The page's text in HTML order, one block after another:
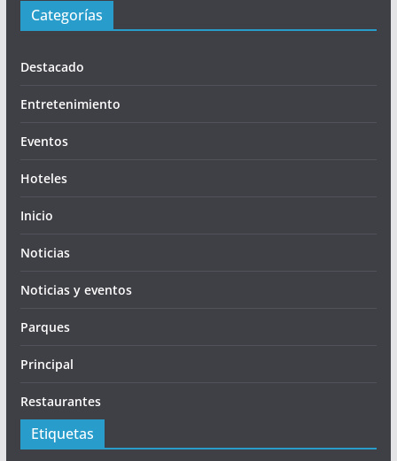
Categorías
Destacado
Entretenimiento
Eventos
Hoteles
Inicio
Noticias
Noticias y eventos
Parques
Principal
Restaurantes
Etiquetas